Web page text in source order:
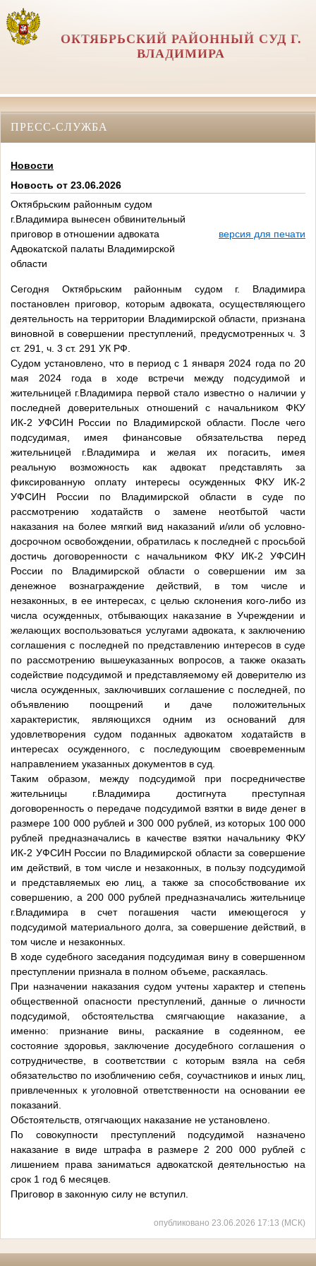
ОКТЯБРЬСКИЙ РАЙОННЫЙ СУД Г.
ВЛАДИМИРА
ПРЕСС-СЛУЖБА
Новости
Новость от 23.06.2026
Октябрьским районным судом
г.Владимира вынесен обвинительный
приговор в отношении адвоката
Адвокатской палаты Владимирской
области
версия для печати
Сегодня Октябрьским районным судом г. Владимира
постановлен приговор, которым адвоката, осуществляющего
деятельность на территории Владимирской области, признана
виновной в совершении преступлений, предусмотренных ч. 3
ст. 291, ч. 3 ст. 291 УК РФ.
Судом установлено, что в период с 1 января 2024 года по 20
мая 2024 года в ходе встречи между подсудимой и
жительницей г.Владимира первой стало известно о наличии у
последней доверительных отношений с начальником ФКУ
ИК-2 УФСИН России по Владимирской области. После чего
подсудимая, имея финансовые обязательства перед
жительницей г.Владимира и желая их погасить, имея
реальную возможность как адвокат представлять за
фиксированную оплату интересы осужденных ФКУ ИК-2
УФСИН России по Владимирской области в суде по
рассмотрению ходатайств о замене неотбытой части
наказания на более мягкий вид наказаний и/или об условно-
досрочном освобождении, обратилась к последней с просьбой
достичь договоренности с начальником ФКУ ИК-2 УФСИН
России по Владимирской области о совершении им за
денежное вознаграждение действий, в том числе и
незаконных, в ее интересах, с целью склонения кого-либо из
числа осужденных, отбывающих наказание в Учреждении и
желающих воспользоваться услугами адвоката, к заключению
соглашения с последней по представлению интересов в суде
по рассмотрению вышеуказанных вопросов, а также оказать
содействие подсудимой и представляемому ей доверителю из
числа осужденных, заключивших соглашение с последней, по
объявлению поощрений и даче положительных
характеристик, являющихся одним из оснований для
удовлетворения судом поданных адвокатом ходатайств в
интересах осужденного, с последующим своевременным
направлением указанных документов в суд.
Таким образом, между подсудимой при посредничестве
жительницы г.Владимира достигнута преступная
договоренность о передаче подсудимой взятки в виде денег в
размере 100 000 рублей и 300 000 рублей, из которых 100 000
рублей предназначались в качестве взятки начальнику ФКУ
ИК-2 УФСИН России по Владимирской области за совершение
им действий, в том числе и незаконных, в пользу подсудимой
и представляемых ею лиц, а также за способствование их
совершению, а 200 000 рублей предназначались жительнице
г.Владимира в счет погашения части имеющегося у
подсудимой материального долга, за совершение действий, в
том числе и незаконных.
В ходе судебного заседания подсудимая вину в совершенном
преступлении признала в полном объеме, раскаялась.
При назначении наказания судом учтены характер и степень
общественной опасности преступлений, данные о личности
подсудимой, обстоятельства смягчающие наказание, а
именно: признание вины, раскаяние в содеянном, ее
состояние здоровья, заключение досудебного соглашения о
сотрудничестве, в соответствии с которым взяла на себя
обязательство по изобличению себя, соучастников и иных лиц,
привлеченных к уголовной ответственности на основании ее
показаний.
Обстоятельств, отягчающих наказание не установлено.
По совокупности преступлений подсудимой назначено
наказание в виде штрафа в размере 2 200 000 рублей с
лишением права заниматься адвокатской деятельностью на
срок 1 год 6 месяцев.
Приговор в законную силу не вступил.
опубликовано 23.06.2026 17:13 (МСК)